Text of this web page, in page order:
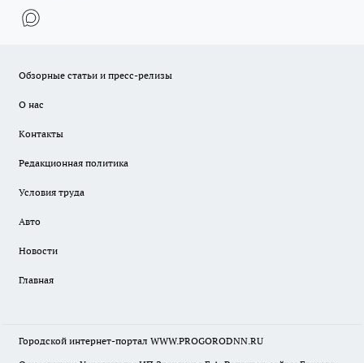
Обзорные статьи и пресс-релизы
О нас
Контакты
Редакционная политика
Условия труда
Авто
Новости
Главная
Городской интернет-портал WWW.PROGORODNN.RU